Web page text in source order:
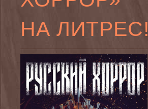
НА ЛИТРЕС!